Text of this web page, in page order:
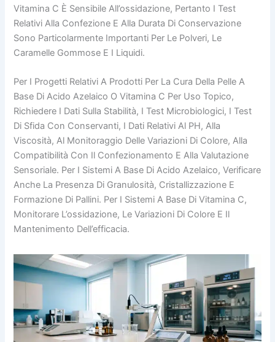
Vitamina C È Sensibile All’ossidazione, Pertanto I Test
Relativi Alla Confezione E Alla Durata Di Conservazione
Sono Particolarmente Importanti Per Le Polveri, Le
Caramelle Gommose E I Liquidi.
Per I Progetti Relativi A Prodotti Per La Cura Della Pelle A
Base Di Acido Azelaico O Vitamina C Per Uso Topico,
Richiedere I Dati Sulla Stabilità, I Test Microbiologici, I Test
Di Sfida Con Conservanti, I Dati Relativi Al PH, Alla
Viscosità, Al Monitoraggio Delle Variazioni Di Colore, Alla
Compatibilità Con Il Confezionamento E Alla Valutazione
Sensoriale. Per I Sistemi A Base Di Acido Azelaico, Verificare
Anche La Presenza Di Granulosità, Cristallizzazione E
Formazione Di Pallini. Per I Sistemi A Base Di Vitamina C,
Monitorare L’ossidazione, Le Variazioni Di Colore E Il
Mantenimento Dell’efficacia.